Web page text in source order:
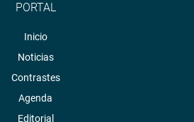
PORTAL
Inicio
Noticias
Contrastes
Agenda
Editorial